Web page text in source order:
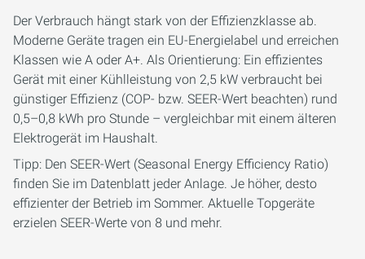
Der Verbrauch hängt stark von der Effizienzklasse ab.
Moderne Geräte tragen ein EU-Energielabel und erreichen
Klassen wie A oder A+. Als Orientierung: Ein effizientes
Gerät mit einer Kühlleistung von 2,5 kW verbraucht bei
günstiger Effizienz (COP- bzw. SEER-Wert beachten) rund
0,5–0,8 kWh pro Stunde – vergleichbar mit einem älteren
Elektrogerät im Haushalt.
Tipp: Den SEER-Wert (Seasonal Energy Efficiency Ratio)
finden Sie im Datenblatt jeder Anlage. Je höher, desto
effizienter der Betrieb im Sommer. Aktuelle Topgeräte
erzielen SEER-Werte von 8 und mehr.